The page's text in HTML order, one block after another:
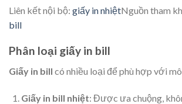
Liên kết nội bộ: giấy in nhiệtNguồn tham
bill
Phân loại giấy in bill
Giấy in bill có nhiều loại để phù hợp với
Giấy in bill nhiệt: Được ưa chuộng,